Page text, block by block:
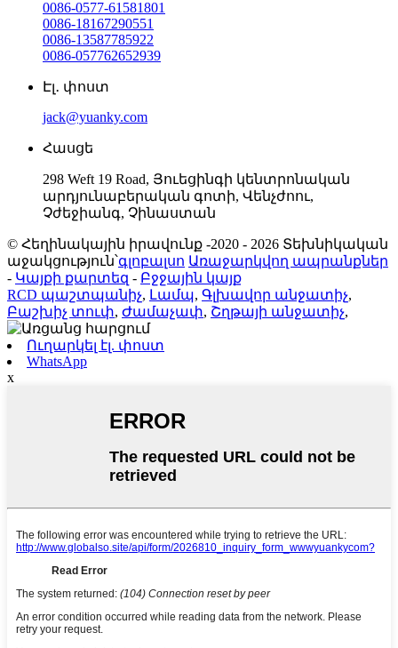
0086-0577-61581801
0086-18167290551
0086-13587785922
0086-057762652939
Էլ․ փոստ
jack@yuanky.com
Հասցե
298 Weft 19 Road, Յուեցինգի կենտրոնական
արդյունաբերական գոտի, Վենչժոու,
Չժեջիանգ, Չինաստան
© Հեղինակային իրավունք -2020 - 2026 Տեխնիկական
աջակցություն՝գլոբալսո Առաջարկվող ապրանքներ
- Կայքի քարտեզ - Բջջային կայք
RCD պաշտպանիչ, Լամպ, Գլխավոր անջատիչ,
Բաշխիչ տուփ, Ժամաչափ, Շղթայի անջատիչ,
Ուղարկել էլ. փոստ
WhatsApp
x